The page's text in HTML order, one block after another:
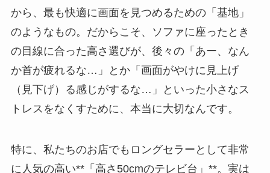
から、最も快適に画面を見つめるための「基地」
のようなもの。だからこそ、ソファに座ったとき
の目線に合った高さ選びが、後々の「あー、なん
か首が疲れるな…」とか「画面がやけに見上げ
（見下げ）る感じがするな…」といった小さなス
トレスをなくすために、本当に大切なんです。
特に、私たちのお店でもロングセラーとして非常
に人気の高い**「高さ50cmのテレビ台」**。実は